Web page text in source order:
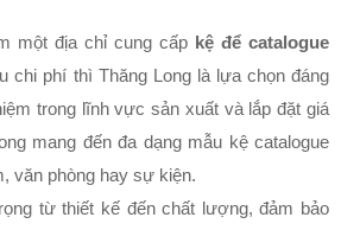
một địa chỉ cung cấp kệ để catalogue
chi phí thì Thăng Long là lựa chọn đáng
trong lĩnh vực sản xuất và lắp đặt giá
mang đến đa dạng mẫu kệ catalogue
văn phòng hay sự kiện.
từ thiết kế đến chất lượng, đảm bảo